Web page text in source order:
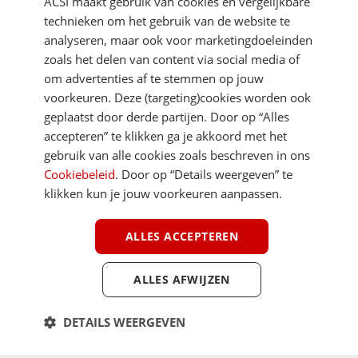
DIRECT NAAR
MEER ACSI FREELIFE
voorbehouden
technieken om het gebruik van de website te
analyseren, maar ook voor marketingdoeleinden
zoals het delen van content via social media of
om advertenties af te stemmen op jouw
voorkeuren. Deze (targeting)cookies worden ook
geplaatst door derde partijen. Door op “Alles
accepteren” te klikken ga je akkoord met het
gebruik van alle cookies zoals beschreven in ons
Cookiebeleid. Door op “Details weergeven” te
klikken kun je jouw voorkeuren aanpassen.
ALLES ACCEPTEREN
ALLES AFWIJZEN
DETAILS WEERGEVEN